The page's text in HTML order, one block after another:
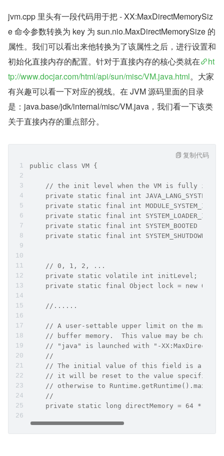
jvm.cpp 里头有一段代码用于把 - XX:MaxDirectMemorySiz
e 命令参数转换为 key 为 sun.nio.MaxDirectMemorySize 的
属性。我们可以看出来他转换为了该属性之后，进行设置和
初始化直接内存的配置。针对于直接内存的核心类就在
ht
tp://www.docjar.com/html/api/sun/misc/VM.java.html。大家
有兴趣可以看一下对应的视线。在 JVM 源码里面的目录
是：java.base/jdk/internal/misc/VM.java，我们看一下该类
关于直接内存的重点部分。
public class VM {
// the init level when the VM is fully
private static final int
private static final int
private static final int
private static final int SYSTEM_BOOTED
private static final int SYSTEM_SHUTDOWN
    // 0, 1, 2, ...
    private static volatile int initLevel;
private static final Object lock = new
    //......
// A user-settable upper limit on the
// buffer memory.  This value may be
// "java" is launched with "-
    //
// The initial value of this field is
// it will be reset to the value specified
// otherwise to
    //
private static long directMemory = 64 * 1024
复制代码